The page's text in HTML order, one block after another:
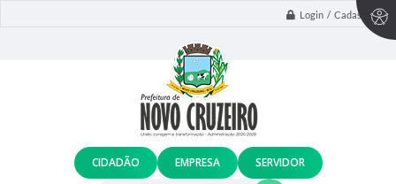
Login / Cadastro
CIDADÃO EMPRESA SERVIDOR